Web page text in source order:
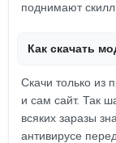
поднимают скилл
Как скачать
Скачи только из
и сам сайт. Так
всяких заразы
антивирусе